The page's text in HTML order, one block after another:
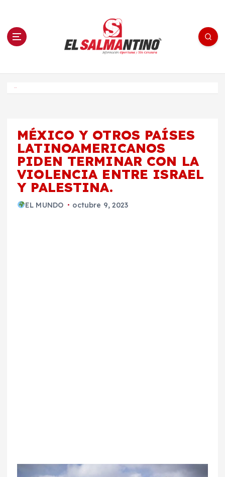
n El Salmantino - medios/noticias/editorial
MÉXICO Y OTROS PAÍSES
LATINOAMERICANOS
PIDEN TERMINAR CON LA
VIOLENCIA ENTRE ISRAEL
Y PALESTINA.
EL MUNDO octubre 9, 2023